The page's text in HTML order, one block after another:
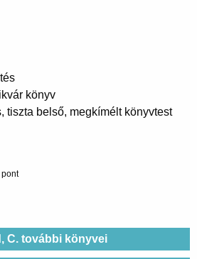
könyv
tiszta belső, megkímélt könyvtest
C. további könyvei